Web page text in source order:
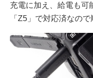
充電に加え、給電も可
「Z5」で対応済なの